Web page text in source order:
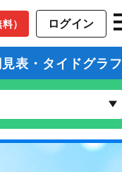
） ログイン
表・タイドグラフ